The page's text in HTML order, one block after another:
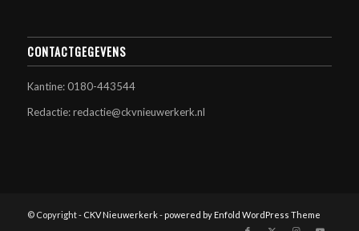
CONTACTGEGEVENS
Kantine: 0180-443544
Redactie: redactie@ckvnieuwerkerk.nl
© Copyright - CKV Nieuwerkerk- powered by Enfold WordPress Theme